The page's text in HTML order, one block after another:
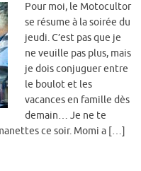
Pour moi, le Motocultor
se résume à la soirée du
jeudi. C’est pas que je
ne veuille pas plus, mais
je dois conjuguer entre
le boulot et les
vacances en famille dès
demain… Je ne te
ce soir. Momi a […]